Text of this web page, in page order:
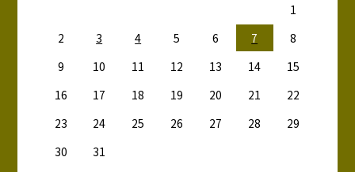
1
2
3 4 5 6 7
8
9
10 11 12 13 14
15
16
17 18 19 20 21
22
23
24 25 26 27 28
29
30
31